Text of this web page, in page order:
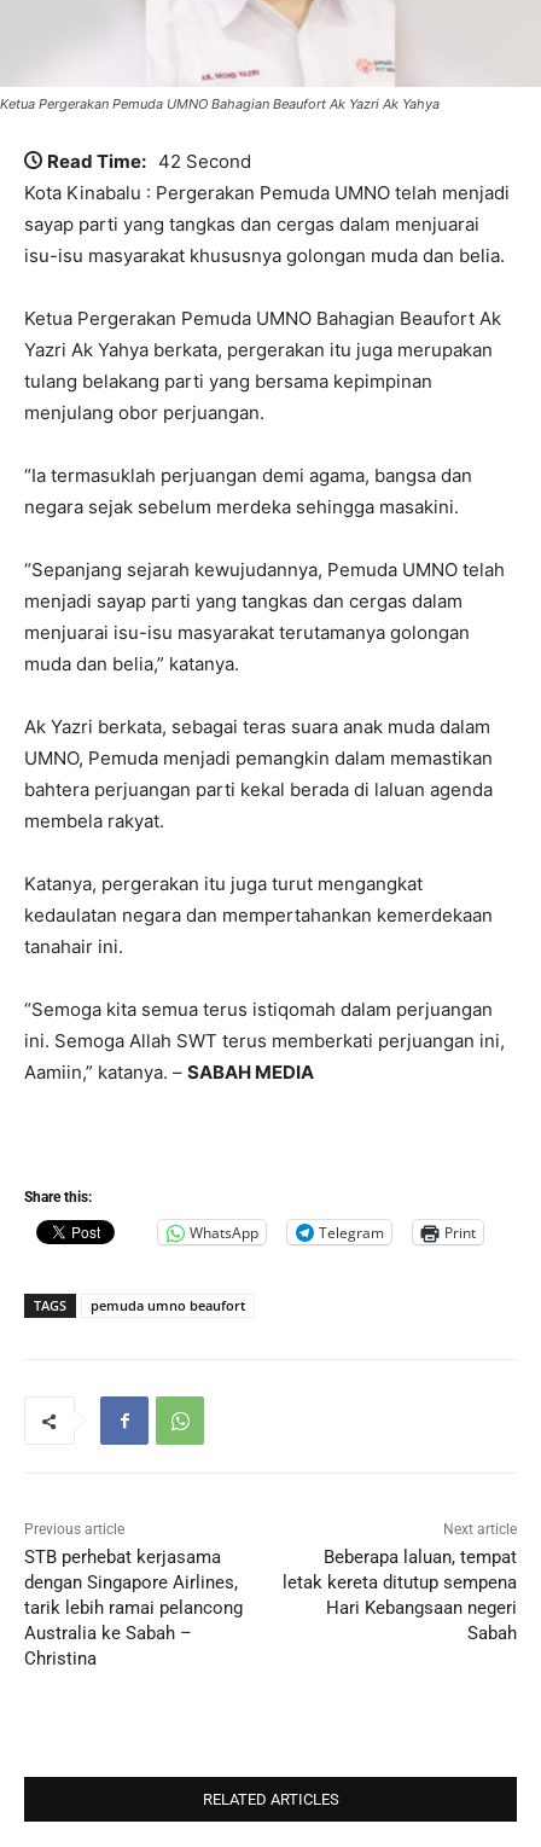
Ketua Pergerakan Pemuda UMNO Bahagian Beaufort Ak Yazri Ak Yahya
Read Time: 42 Second
Kota Kinabalu : Pergerakan Pemuda UMNO telah menjadi
sayap parti yang tangkas dan cergas dalam menjuarai
isu-isu masyarakat khususnya golongan muda dan belia.
Ketua Pergerakan Pemuda UMNO Bahagian Beaufort Ak
Yazri Ak Yahya berkata, pergerakan itu juga merupakan
tulang belakang parti yang bersama kepimpinan
menjulang obor perjuangan.
“Ia termasuklah perjuangan demi agama, bangsa dan
negara sejak sebelum merdeka sehingga masakini.
“Sepanjang sejarah kewujudannya, Pemuda UMNO telah
menjadi sayap parti yang tangkas dan cergas dalam
menjuarai isu-isu masyarakat terutamanya golongan
muda dan belia,” katanya.
Ak Yazri berkata, sebagai teras suara anak muda dalam
UMNO, Pemuda menjadi pemangkin dalam memastikan
bahtera perjuangan parti kekal berada di laluan agenda
membela rakyat.
Katanya, pergerakan itu juga turut mengangkat
kedaulatan negara dan mempertahankan kemerdekaan
tanahair ini.
“Semoga kita semua terus istiqomah dalam perjuangan
ini. Semoga Allah SWT terus memberkati perjuangan ini,
Aamiin,” katanya. – SABAH MEDIA
Share this:
WhatsApp Telegram Print
TAGS pemuda umno beaufort
Previous article
STB perhebat kerjasama
dengan Singapore Airlines,
tarik lebih ramai pelancong
Australia ke Sabah –
Christina
Next article
Beberapa laluan, tempat
letak kereta ditutup sempena
Hari Kebangsaan negeri
Sabah
RELATED ARTICLES